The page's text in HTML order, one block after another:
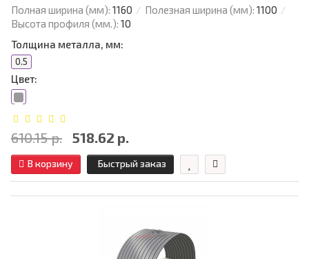
Полная ширина (мм): 1160 Полезная ширина (мм): 1100
Высота профиля (мм.): 10
Толщина металла, мм:
0.5
Цвет:
610.15 р. 518.62 р.
В корзину Быстрый заказ